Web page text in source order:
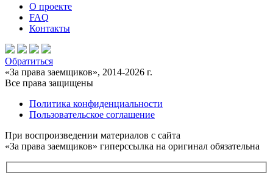
О проекте
FAQ
Контакты
Обратиться
«За права заемщиков», 2014-2026 г.
Все права защищены
Политика конфиденциальности
Пользовательское соглашение
При воспроизведении материалов с сайта
«За права заемщиков» гиперссылка на оригинал обязательна